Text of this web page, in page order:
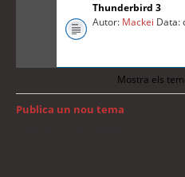
Thunderbird 3
Autor: Mackei Data:
Mostra els
Publica un nou tema